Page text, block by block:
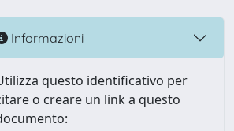
Informazioni
questo identificativo per
o creare un link a questo